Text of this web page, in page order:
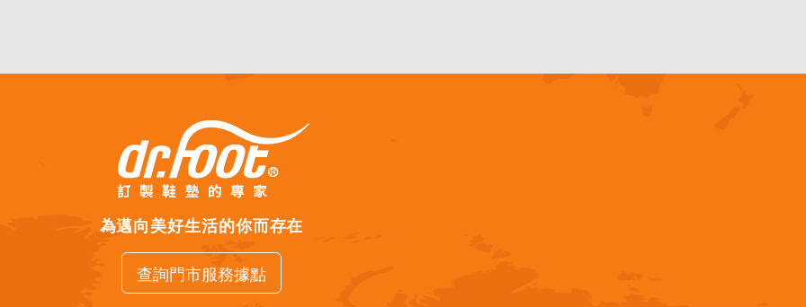
為邁向美好生活的你而存在
查詢門市服務據點